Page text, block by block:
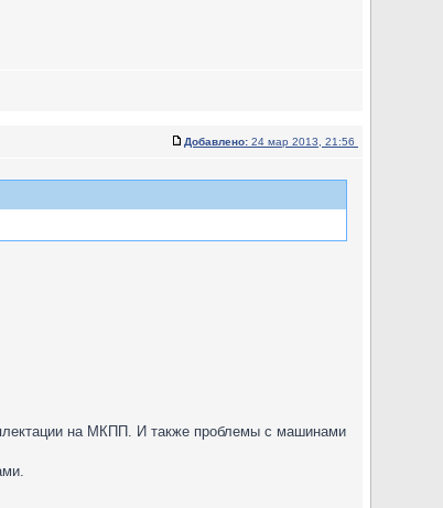
Добавлено: 24 мар 2013, 21:56
на МКПП. И также проблемы с машинами